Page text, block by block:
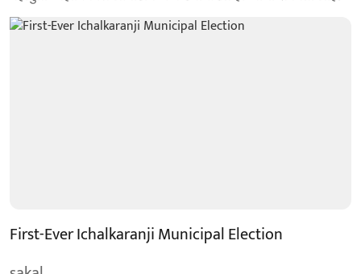
First-Ever Ichalkaranji Municipal Election